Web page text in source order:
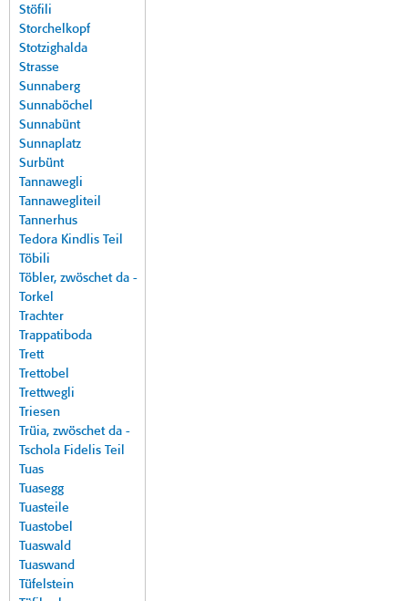
Stöfili
Storchelkopf
Stotzighalda
Strasse
Sunnaberg
Sunnaböchel
Sunnabünt
Sunnaplatz
Surbünt
Tannawegli
Tannawegliteil
Tannerhus
Tedora Kindlis Teil
Töbili
Töbler, zwöschet da -
Torkel
Trachter
Trappatiboda
Trett
Trettobel
Trettwegli
Triesen
Trüia, zwöschet da -
Tschola Fidelis Teil
Tuas
Tuasegg
Tuasteile
Tuastobel
Tuaswald
Tuaswand
Tüfelstein